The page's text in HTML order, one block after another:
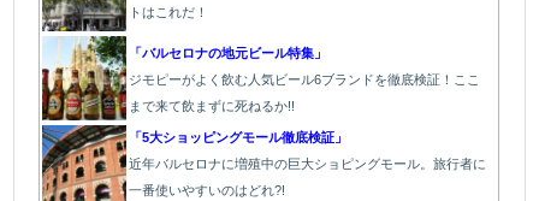
トはこれだ！
「バルセロナの地元ビール特集」
ジモピーがよく飲む人気ビール6ブランドを徹底検証！ここ
まで来て飲まずに死ねるか!!
「5大ショッピングモール徹底検証」
近年バルセロナに増殖中の巨大ショピングモール。旅行者に
一番使いやすいのはどれ?!